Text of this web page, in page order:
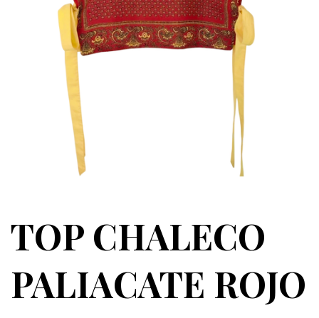
TOP CHALECO
PALIACATE ROJO